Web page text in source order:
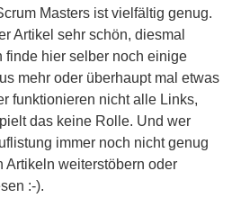
Masters ist vielfältig genug.
Artikel sehr schön, diesmal
finde hier selber noch einige
mehr oder überhaupt mal etwas
funktionieren nicht alle Links,
das keine Rolle. Und wer
immer noch nicht genug
Artikeln weiterstöbern oder
:-).